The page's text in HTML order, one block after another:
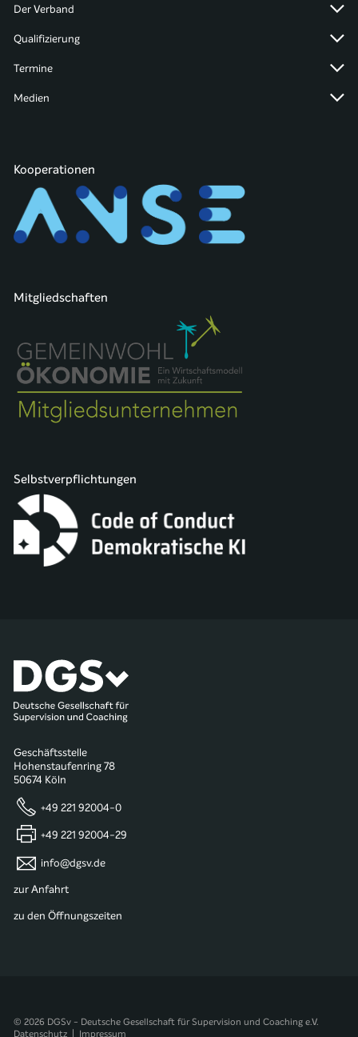
Der Verband
Qualifizierung
Termine
Medien
Kooperationen
Mitgliedschaften
Selbstverpflichtungen
Geschäftsstelle
Hohenstaufenring 78
50674 Köln
+49 221 92004-0
+49 221 92004-29
info@dgsv.de
zur Anfahrt
zu den Öffnungszeiten
© 2026 DGSv - Deutsche Gesellschaft für Supervision und Coaching e.V.
Datenschutz
Impressum